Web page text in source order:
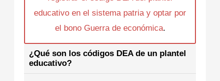
educativo en el sistema patria y optar por
el bono Guerra de económica.
¿Qué son los códigos DEA de un plantel
educativo?